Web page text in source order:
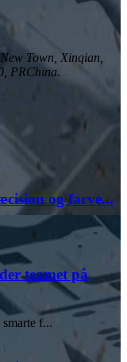
Town, Xinqian,
PRChina.
og farve...
teamet på
f...